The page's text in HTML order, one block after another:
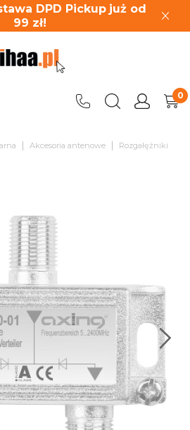
DPD Pickup już od
99 zł!
| Akcesoria antenowe |
Rozgałęźniki